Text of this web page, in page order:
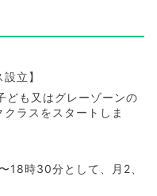
立】
ども又はグレーゾーンの
ラスをスタートしま
18時30分として、月2、